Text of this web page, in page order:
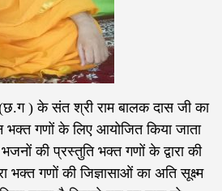
) के संत श्री राम बालक दास जी का
गणों के लिए आयोजित किया जाता
की प्रस्तुति भक्त गणों के द्वारा की
भक्त गणों की जिज्ञासाओं का अति सूक्ष्म